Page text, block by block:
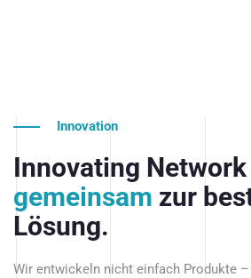
Innovation
Innovating
gemeinsam zur
Lösung.
Wir entwickeln nicht einfach Produkte